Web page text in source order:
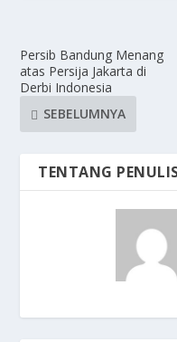
Persib Bandung Menang
atas Persija Jakarta di
Derbi Indonesia
SEBELUMNYA
TENTANG